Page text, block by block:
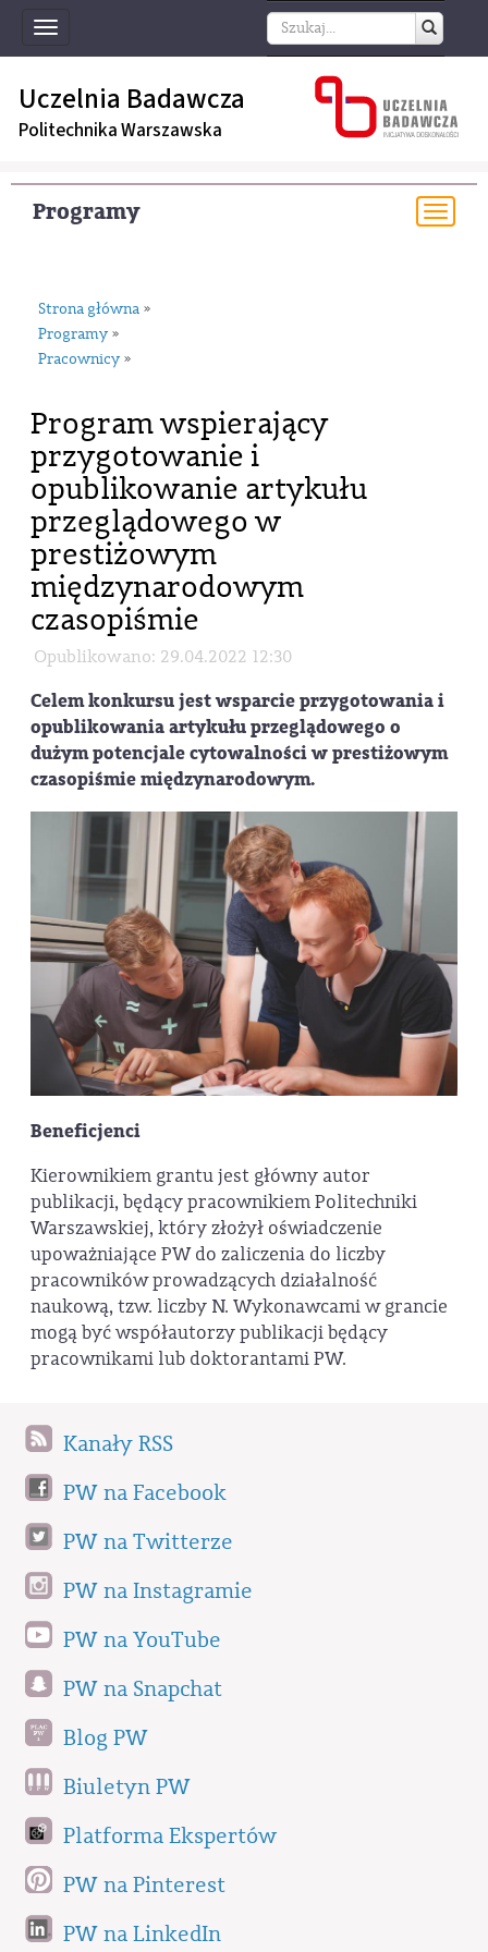
Toggle
navigation
Uczelnia Badawcza
Politechnika Warszawska
Programy
Strona główna »
Programy »
Pracownicy »
Program wspierający
przygotowanie i
opublikowanie artykułu
przeglądowego w
prestiżowym
międzynarodowym
czasopiśmie
Opublikowano: 29.04.2022 12:30
Celem konkursu jest wsparcie przygotowania i
opublikowania artykułu przeglądowego o
dużym potencjale cytowalności w prestiżowym
czasopiśmie międzynarodowym.
Beneficjenci
Kierownikiem grantu jest główny autor
publikacji, będący pracownikiem Politechniki
Warszawskiej, który złożył oświadczenie
upoważniające PW do zaliczenia do liczby
pracowników prowadzących działalność
naukową, tzw. liczby N. Wykonawcami w grancie
mogą być współautorzy publikacji będący
pracownikami lub doktorantami PW.
Kanały RSS
PW na Facebook
PW na Twitterze
PW na Instagramie
PW na YouTube
PW na Snapchat
Blog PW
Biuletyn PW
Platforma Ekspertów
PW na Pinterest
PW na LinkedIn